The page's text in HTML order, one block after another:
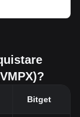
globale e delle
inizia
e scrivere
con laBitget